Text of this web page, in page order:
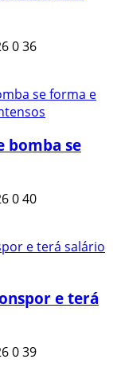
036
bomba se
040
e terá
039